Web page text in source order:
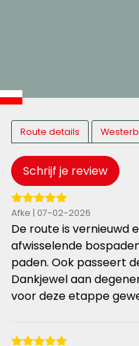
Route details
Schrijf je review
5
van
de
5
sterren
Afke | 07-02-2026
De route is vernieuwd
afwisselende
paden. Ook passeert
Dankjewel aan
voor deze etappe